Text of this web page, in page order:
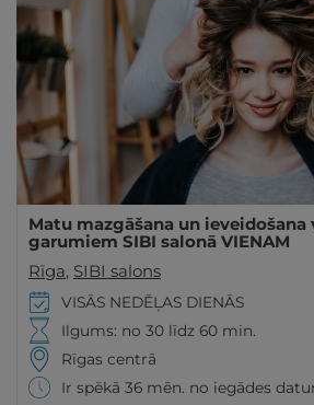
Matu mazgāšana un
garumiem SIBI salonā VIENAM
Rīga, SIBI salons
VISĀS NEDĒĻAS DIENĀS
Ilgums: no 30 līdz 60 min.
Rīgas centrā
Ir spēkā 36 mēn. no iegādes